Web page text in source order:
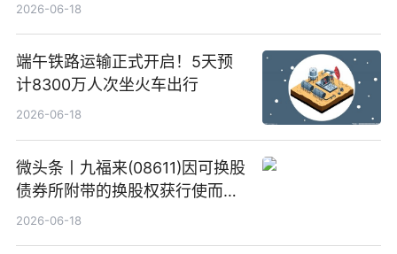
2026-06-18
端午铁路运输正式开启！5天预
计8300万人次坐火车出行
2026-06-18
微头条丨九福来(08611)因可换股
债券所附带的换股权获行使而发
行5200万股
2026-06-18